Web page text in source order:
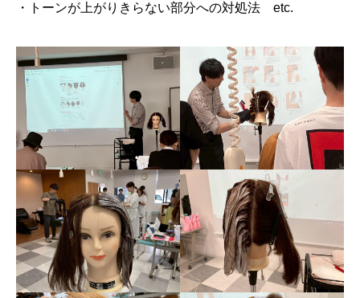
・トーンが上がりきらない部分への対処法 etc.